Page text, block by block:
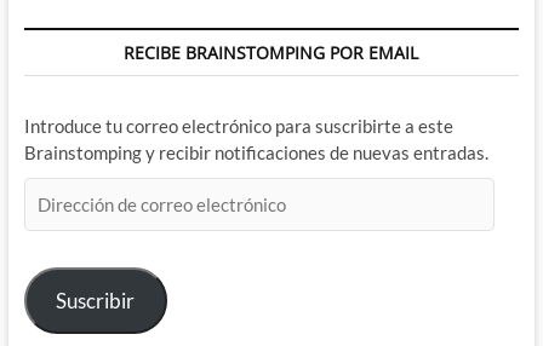
RECIBE BRAINSTOMPING POR EMAIL
Introduce tu correo electrónico para suscribirte a este
Brainstomping y recibir notificaciones de nuevas entradas.
de
electrónico
Suscribir